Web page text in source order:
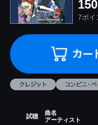
7ポイ
試聴
曲名
アーティスト